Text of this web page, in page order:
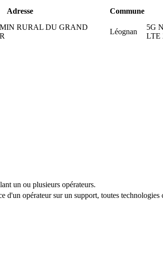
Adresse Commune
RURAL DU GRAND
Léognan
5G
LTE
un ou plusieurs opérateurs.
d'un opérateur sur un support, toutes technologies